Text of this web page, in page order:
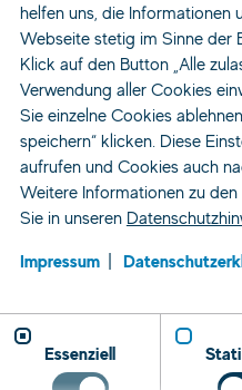
Für
Für
Genderclaim
Folge
Datenschutz
helfen uns, die Informationen
Webseite stetig im Sinne der
Klick auf den Button „Alle
Verwendung aller Cookies
Sie einzelne Cookies
speichern“ klicken. Diese
aufrufen und Cookies auch
Weitere Informationen zu
Sie in unseren
Impressum
Essenziell